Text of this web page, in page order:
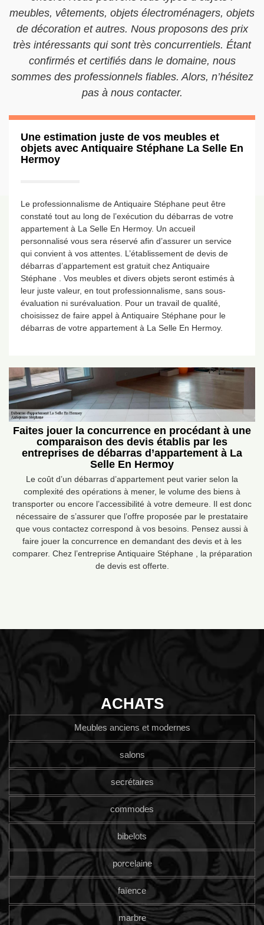
meubles, vêtements, objets électroménagers, objets
de décoration et autres. Nous proposons des prix
très intéressants qui sont très concurrentiels. Étant
confirmés et certifiés dans le domaine, nous
sommes des professionnels fiables. Alors, n’hésitez
pas à nous contacter.
Une estimation juste de vos meubles et
objets avec Antiquaire Stéphane La Selle En
Hermoy
Le professionnalisme de Antiquaire Stéphane peut être
constaté tout au long de l’exécution du débarras de votre
appartement à La Selle En Hermoy. Un accueil
personnalisé vous sera réservé afin d’assurer un service
qui convient à vos attentes. L’établissement de devis de
débarras d’appartement est gratuit chez Antiquaire
Stéphane . Vos meubles et divers objets seront estimés à
leur juste valeur, en tout professionnalisme, sans sous-
évaluation ni surévaluation. Pour un travail de qualité,
choisissez de faire appel à Antiquaire Stéphane pour le
débarras de votre appartement à La Selle En Hermoy.
Faites jouer la concurrence en procédant à une
comparaison des devis établis par les
entreprises de débarras d’appartement à La
Selle En Hermoy
Le coût d’un débarras d’appartement peut varier selon la
complexité des opérations à mener, le volume des biens à
transporter ou encore l’accessibilité à votre demeure. Il est donc
nécessaire de s’assurer que l’offre proposée par le prestataire
que vous contactez correspond à vos besoins. Pensez aussi à
faire jouer la concurrence en demandant des devis et à les
comparer. Chez l’entreprise Antiquaire Stéphane , la préparation
de devis est offerte.
ACHATS
Meubles anciens et modernes
salons
secrétaires
commodes
bibelots
porcelaine
faïence
marbre